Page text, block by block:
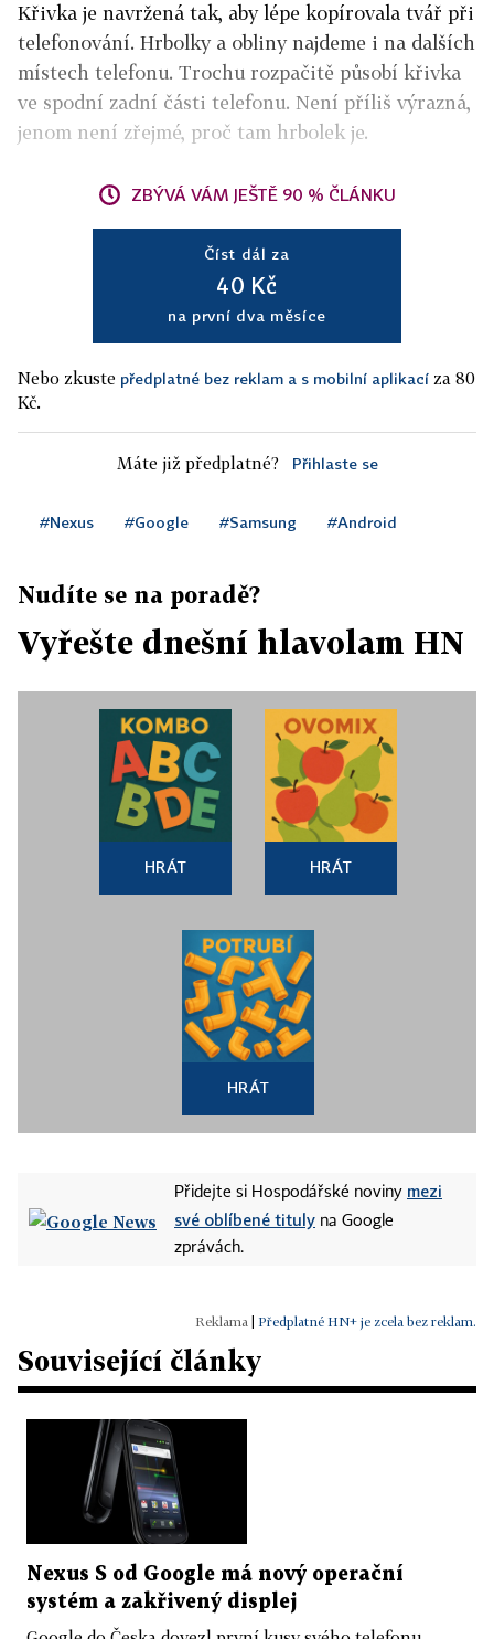
Křivka je navržená tak, aby lépe kopírovala tvář při
telefonování. Hrbolky a obliny najdeme i na dalších
místech telefonu. Trochu rozpačitě působí křivka
ve spodní zadní části telefonu. Není příliš výrazná,
jenom není zřejmé, proč tam hrbolek je.
ZBÝVÁ VÁM JEŠTĚ 90 % ČLÁNKU
Číst dál za
40 Kč
na první dva měsíce
Nebo zkuste předplatné bez reklam a s mobilní aplikací za 80
Kč.
Máte již předplatné? Přihlaste se
#Nexus #Google #Samsung #Android
Nudíte se na poradě?
Vyřešte dnešní hlavolam HN
HRÁT HRÁT
HRÁT
Přidejte si Hospodářské noviny mezi
své oblíbené tituly na Google
zprávách.
Předplatné HN+ je zcela bez reklam.
Související články
Nexus S od Google má nový operační
systém a zakřivený displej